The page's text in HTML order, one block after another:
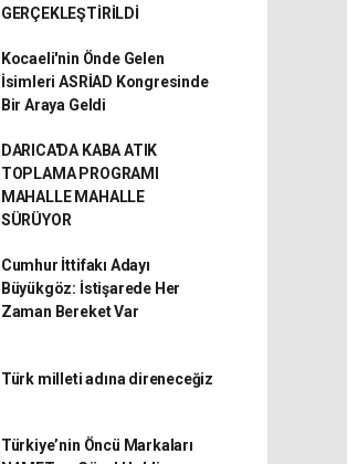
GERÇEKLEŞTİRİLDİ
Kocaeli'nin Önde Gelen
İsimleri ASRİAD Kongresinde
Bir Araya Geldi
DARICA'DA KABA ATIK
TOPLAMA PROGRAMI
MAHALLE MAHALLE
SÜRÜYOR
Cumhur İttifakı Adayı
Büyükgöz: İstişarede Her
Zaman Bereket Var
Türk milleti adına direneceğiz
Türkiye’nin Öncü Markaları